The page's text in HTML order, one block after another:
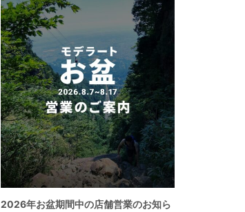
2026年お盆期間中の店舗営業のお知ら